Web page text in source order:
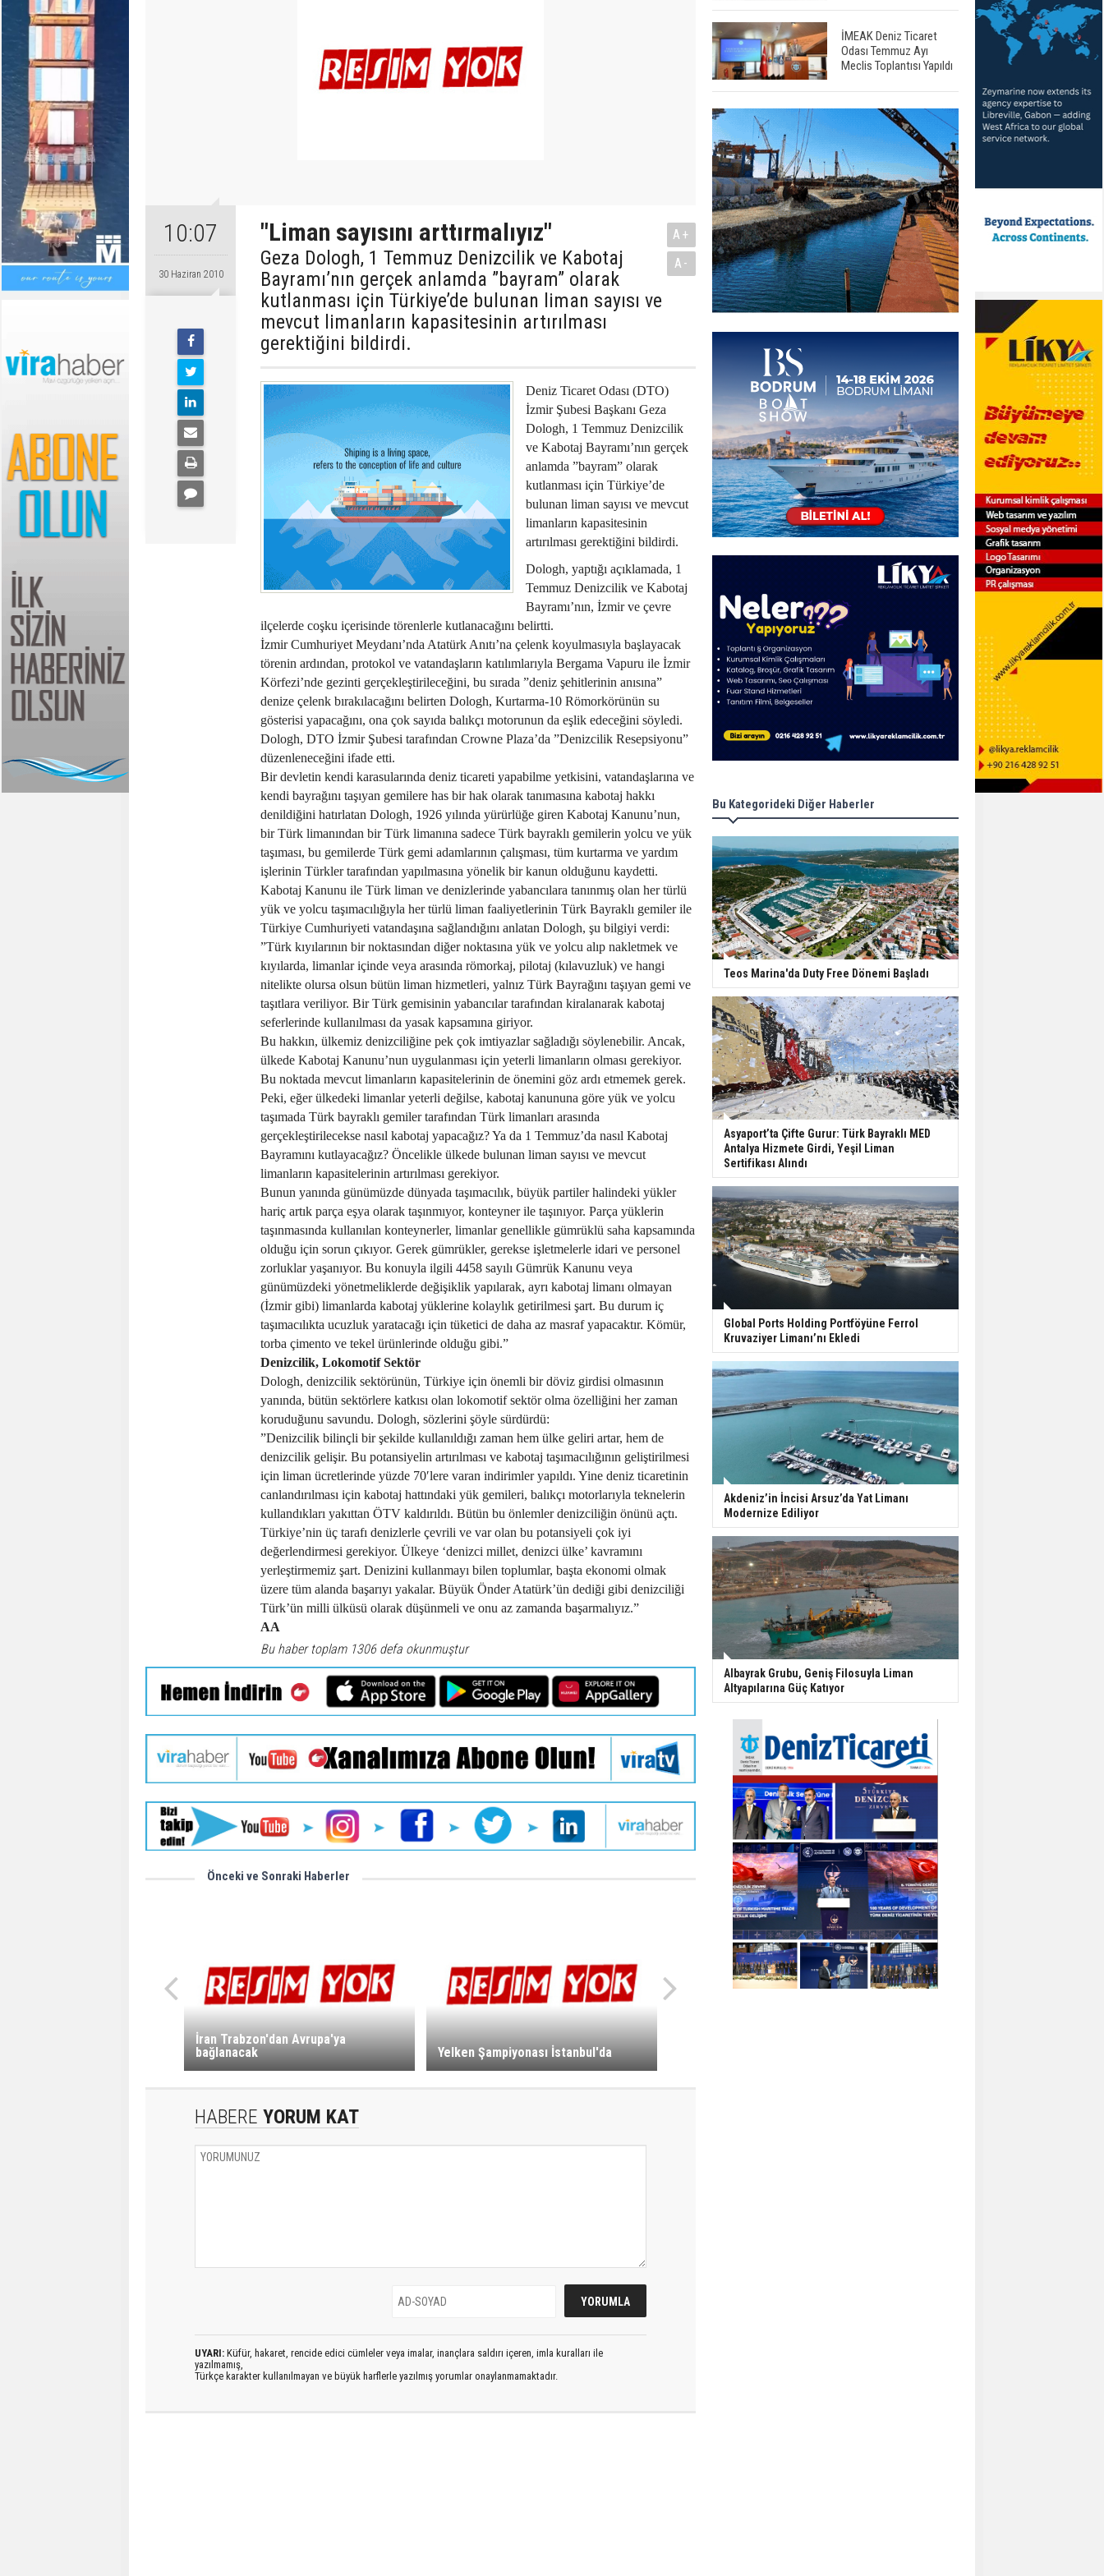
10:07
30 Haziran 2010
"Liman sayısını arttırmalıyız"
Geza Dologh, 1 Temmuz Denizcilik ve Kabotaj
Bayramı’nın gerçek anlamda ”bayram” olarak
kutlanması için Türkiye’de bulunan liman sayısı ve
mevcut limanların kapasitesinin artırılması
gerektiğini bildirdi.
A+
A-
Deniz Ticaret Odası (DTO)
İzmir Şubesi Başkanı Geza
Dologh, 1 Temmuz Denizcilik
ve Kabotaj Bayramı’nın gerçek
anlamda ”bayram” olarak
kutlanması için Türkiye’de
bulunan liman sayısı ve mevcut
limanların kapasitesinin
artırılması gerektiğini bildirdi.
Dologh, yaptığı açıklamada, 1
Temmuz Denizcilik ve Kabotaj
Bayramı’nın, İzmir ve çevre
ilçelerde coşku içerisinde törenlerle kutlanacağını belirtti.
İzmir Cumhuriyet Meydanı’nda Atatürk Anıtı’na çelenk koyulmasıyla başlayacak
törenin ardından, protokol ve vatandaşların katılımlarıyla Bergama Vapuru ile İzmir
Körfezi’nde gezinti gerçekleştirileceğini, bu sırada ”deniz şehitlerinin anısına”
denize çelenk bırakılacağını belirten Dologh, Kurtarma-10 Römorkörünün su
gösterisi yapacağını, ona çok sayıda balıkçı motorunun da eşlik edeceğini söyledi.
Dologh, DTO İzmir Şubesi tarafından Crowne Plaza’da ”Denizcilik Resepsiyonu”
düzenleneceğini ifade etti.
Bir devletin kendi karasularında deniz ticareti yapabilme yetkisini, vatandaşlarına ve
kendi bayrağını taşıyan gemilere has bir hak olarak tanımasına kabotaj hakkı
denildiğini hatırlatan Dologh, 1926 yılında yürürlüğe giren Kabotaj Kanunu’nun,
bir Türk limanından bir Türk limanına sadece Türk bayraklı gemilerin yolcu ve yük
taşıması, bu gemilerde Türk gemi adamlarının çalışması, tüm kurtarma ve yardım
işlerinin Türkler tarafından yapılmasına yönelik bir kanun olduğunu kaydetti.
Kabotaj Kanunu ile Türk liman ve denizlerinde yabancılara tanınmış olan her türlü
yük ve yolcu taşımacılığıyla her türlü liman faaliyetlerinin Türk Bayraklı gemiler ile
Türkiye Cumhuriyeti vatandaşına sağlandığını anlatan Dologh, şu bilgiyi verdi:
”Türk kıyılarının bir noktasından diğer noktasına yük ve yolcu alıp nakletmek ve
kıyılarda, limanlar içinde veya arasında römorkaj, pilotaj (kılavuzluk) ve hangi
nitelikte olursa olsun bütün liman hizmetleri, yalnız Türk Bayrağını taşıyan gemi ve
taşıtlara veriliyor. Bir Türk gemisinin yabancılar tarafından kiralanarak kabotaj
seferlerinde kullanılması da yasak kapsamına giriyor.
Bu hakkın, ülkemiz denizciliğine pek çok imtiyazlar sağladığı söylenebilir. Ancak,
ülkede Kabotaj Kanunu’nun uygulanması için yeterli limanların olması gerekiyor.
Bu noktada mevcut limanların kapasitelerinin de önemini göz ardı etmemek gerek.
Peki, eğer ülkedeki limanlar yeterli değilse, kabotaj kanununa göre yük ve yolcu
taşımada Türk bayraklı gemiler tarafından Türk limanları arasında
gerçekleştirilecekse nasıl kabotaj yapacağız? Ya da 1 Temmuz’da nasıl Kabotaj
Bayramını kutlayacağız? Öncelikle ülkede bulunan liman sayısı ve mevcut
limanların kapasitelerinin artırılması gerekiyor.
Bunun yanında günümüzde dünyada taşımacılık, büyük partiler halindeki yükler
hariç artık parça eşya olarak taşınmıyor, konteyner ile taşınıyor. Parça yüklerin
taşınmasında kullanılan konteynerler, limanlar genellikle gümrüklü saha kapsamında
olduğu için sorun çıkıyor. Gerek gümrükler, gerekse işletmelerle idari ve personel
zorluklar yaşanıyor. Bu konuyla ilgili 4458 sayılı Gümrük Kanunu veya
günümüzdeki yönetmeliklerde değişiklik yapılarak, ayrı kabotaj limanı olmayan
(İzmir gibi) limanlarda kabotaj yüklerine kolaylık getirilmesi şart. Bu durum iç
taşımacılıkta ucuzluk yaratacağı için tüketici de daha az masraf yapacaktır. Kömür,
torba çimento ve tekel ürünlerinde olduğu gibi.”
Denizcilik, Lokomotif Sektör
Dologh, denizcilik sektörünün, Türkiye için önemli bir döviz girdisi olmasının
yanında, bütün sektörlere katkısı olan lokomotif sektör olma özelliğini her zaman
koruduğunu savundu. Dologh, sözlerini şöyle sürdürdü:
”Denizcilik bilinçli bir şekilde kullanıldığı zaman hem ülke geliri artar, hem de
denizcilik gelişir. Bu potansiyelin artırılması ve kabotaj taşımacılığının geliştirilmesi
için liman ücretlerinde yüzde 70′lere varan indirimler yapıldı. Yine deniz ticaretinin
canlandırılması için kabotaj hattındaki yük gemileri, balıkçı motorlarıyla teknelerin
kullandıkları yakıttan ÖTV kaldırıldı. Bütün bu önlemler denizciliğin önünü açtı.
Türkiye’nin üç tarafı denizlerle çevrili ve var olan bu potansiyeli çok iyi
değerlendirmesi gerekiyor. Ülkeye ‘denizci millet, denizci ülke’ kavramını
yerleştirmemiz şart. Denizini kullanmayı bilen toplumlar, başta ekonomi olmak
üzere tüm alanda başarıyı yakalar. Büyük Önder Atatürk’ün dediği gibi denizciliği
Türk’ün milli ülküsü olarak düşünmeli ve onu az zamanda başarmalıyız.”
AA
Bu haber toplam 1306 defa okunmuştur
Önceki ve Sonraki Haberler
İran Trabzon'dan Avrupa'ya
bağlanacak
Yelken Şampiyonası İstanbul'da
HABERE YORUM KAT
UYARI: Küfür, hakaret, rencide edici cümleler veya imalar, inançlara saldırı içeren, imla kuralları ile
yazılmamış,
Türkçe karakter kullanılmayan ve büyük harflerle yazılmış yorumlar onaylanmamaktadır.
İMEAK Deniz Ticaret
Odası Temmuz Ayı
Meclis Toplantısı Yapıldı
Bu Kategorideki Diğer Haberler
Teos Marina'da Duty Free Dönemi Başladı
Asyaport’ta Çifte Gurur: Türk Bayraklı MED
Antalya Hizmete Girdi, Yeşil Liman
Sertifikası Alındı
Global Ports Holding Portföyüne Ferrol
Kruvaziyer Limanı’nı Ekledi
Akdeniz’in İncisi Arsuz’da Yat Limanı
Modernize Ediliyor
Albayrak Grubu, Geniş Filosuyla Liman
Altyapılarına Güç Katıyor